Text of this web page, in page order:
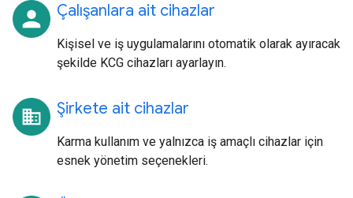
Çalışanlara ait cihazlar
Kişisel ve iş uygulamalarını otomatik olarak ayıracak
şekilde KCG cihazları ayarlayın.
Şirkete ait cihazlar
Karma kullanım ve yalnızca iş amaçlı cihazlar için
esnek yönetim seçenekleri.